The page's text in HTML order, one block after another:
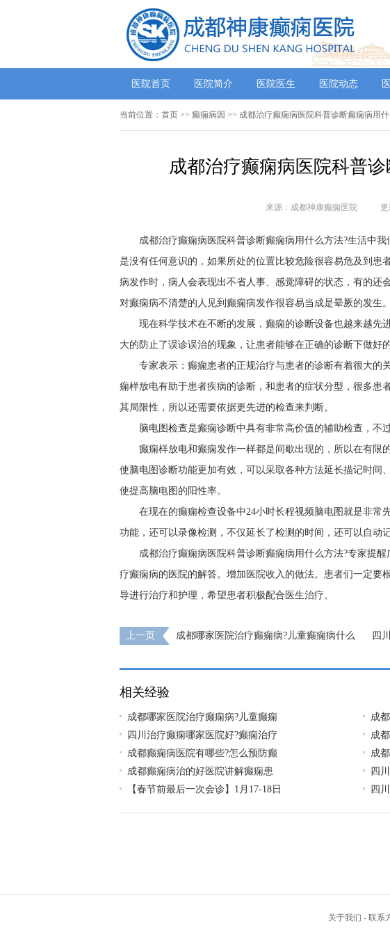
医院首页 医院简介 医院医生 医院动态
当前位置： 首页 >> 癫痫病因 >> 成都治疗癫痫病医院科普诊断癫痫病用
成都治疗癫痫病医院科普
来源：成都神康癫痫医院 更
成都治疗癫痫病医院科普诊断癫痫病用什么方法?生活中
是没有任何意识的，如果所处的位置比较危险很容易危及到患
病发作时，病人会表现出不省人事、感觉障碍的状态，有的还
对癫痫病不清楚的人见到癫痫病发作很容易当成是晕厥的发生
现在科学技术在不断的发展，癫痫的诊断设备也越来越先
大的防止了误诊误治的现象，让患者能够在正确的诊断下做好的
专家表示：癫痫患者的正规治疗与患者的诊断有着很大的
痫样放电有助于患者疾病的诊断，和患者的症状分型，很多患
其局限性，所以还需要依据更先进的检查来判断。
脑电图检查是癫痫诊断中具有非常高价值的辅助检查，不
癫痫样放电和癫痫发作一样都是间歇出现的，所以在有限
使脑电图诊断功能更加有效，可以采取各种方法延长描记时间
使提高脑电图的阳性率。
在现在的癫痫检查设备中24小时长程视频脑电图就是非常
功能，还可以录像检测，不仅延长了检测的时间，还可以自动
成都治疗癫痫病医院科普诊断癫痫病用什么方法?专家提
疗癫痫病的医院的解答。增加医院收入的做法。患者们一定要
导进行治疗和护理，希望患者积极配合医生治疗。
上一页
成都哪家医院治疗癫痫病?儿童癫痫病什么
四
相关经验
成都哪家医院治疗癫痫病?儿童癫痫
成
四川治疗癫痫哪家医院好?癫痫治疗
成
成都癫痫病医院有哪些?怎么预防癫
成
成都癫痫病治的好医院讲解癫痫患
四
【春节前最后一次会诊】1月17-18日
四
关于我们 - 联系